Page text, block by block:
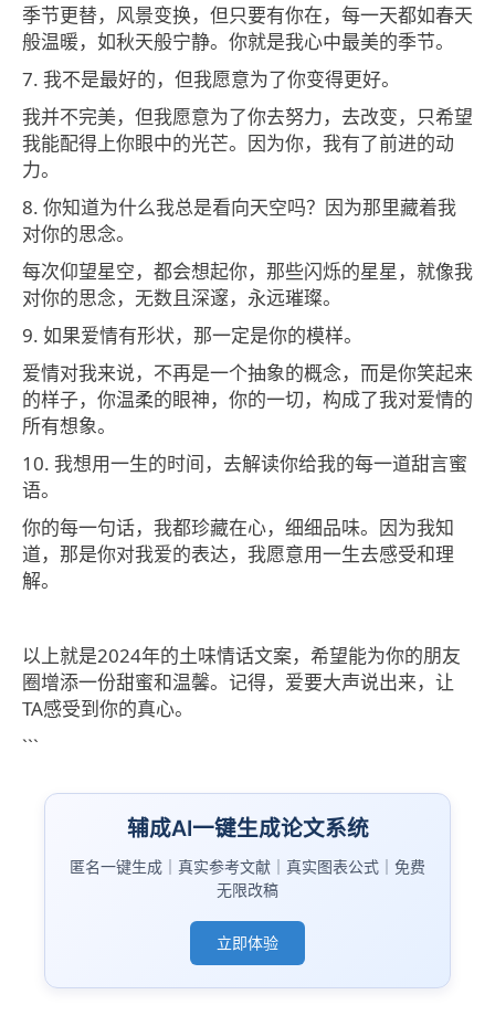
季节更替，风景变换，但只要有你在，每一天都如春天
般温暖，如秋天般宁静。你就是我心中最美的季节。
7. 我不是最好的，但我愿意为了你变得更好。
我并不完美，但我愿意为了你去努力，去改变，只希望
我能配得上你眼中的光芒。因为你，我有了前进的动
力。
8. 你知道为什么我总是看向天空吗？因为那里藏着我
对你的思念。
每次仰望星空，都会想起你，那些闪烁的星星，就像我
对你的思念，无数且深邃，永远璀璨。
9. 如果爱情有形状，那一定是你的模样。
爱情对我来说，不再是一个抽象的概念，而是你笑起来
的样子，你温柔的眼神，你的一切，构成了我对爱情的
所有想象。
10. 我想用一生的时间，去解读你给我的每一道甜言蜜
语。
你的每一句话，我都珍藏在心，细细品味。因为我知
道，那是你对我爱的表达，我愿意用一生去感受和理
解。
以上就是2024年的土味情话文案，希望能为你的朋友
圈增添一份甜蜜和温馨。记得，爱要大声说出来，让
TA感受到你的真心。
```
辅成AI一键生成论文系统
匿名一键生成｜真实参考文献｜真实图表公式｜免费
无限改稿
立即体验